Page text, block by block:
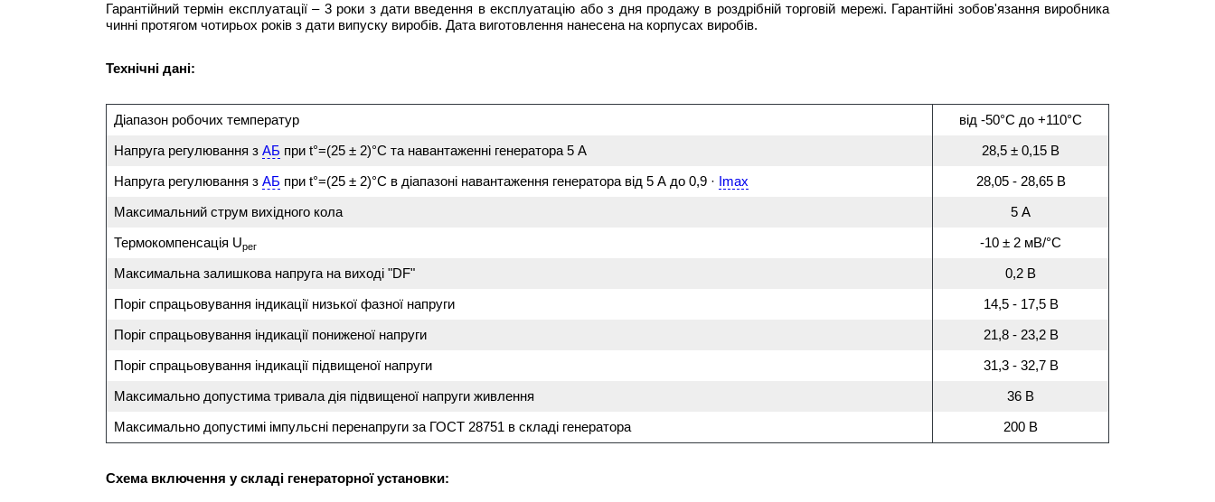
Гарантійний термін експлуатації – 3 роки з дати введення в експлуатацію або з дня продажу в роздрібній торговій мережі. Гарантійні зобов'язання виробника
чинні протягом чотирьох років з дати випуску виробів. Дата виготовлення нанесена на корпусах виробів.
Технічні дані:
Діапазон робочих температур
від -50°С до +110°С
Напруга регулювання з АБ при t°=(25 ± 2)°С та навантаженні генератора 5 А
28,5 ± 0,15 В
Напруга регулювання з АБ при t°=(25 ± 2)°С в діапазоні навантаження генератора від 5 А до 0,9 · Imax
28,05 - 28,65 В
Максимальний струм вихідного кола
5 А
Термокомпенсація Uрег
-10 ± 2 мВ/°С
Максимальна залишкова напруга на виході "DF"
0,2 В
Поріг спрацьовування індикації низької фазної напруги
14,5 - 17,5 В
Поріг спрацьовування індикації пониженої напруги
21,8 - 23,2 В
Поріг спрацьовування індикації підвищеної напруги
31,3 - 32,7 В
Максимально допустима тривала дія підвищеної напруги живлення
36 В
Максимально допустимі імпульсні перенапруги за ГОСТ 28751 в складі генератора
200 В
Схема включення у складі генераторної установки: